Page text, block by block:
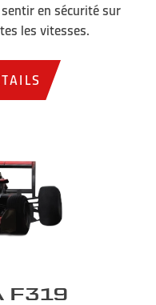
en sécurité sur
les vitesses.